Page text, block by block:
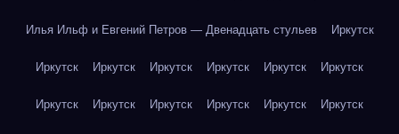
Илья Ильф и Евгений Петров — Двенадцать стульев Иркутск
Иркутск Иркутск Иркутск Иркутск Иркутск Иркутск
Иркутск Иркутск Иркутск Иркутск Иркутск Иркутск